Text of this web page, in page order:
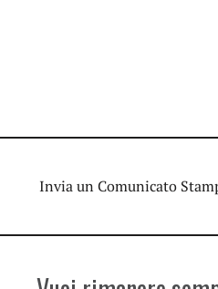
Invia un Comunicato